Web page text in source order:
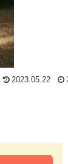
2023.05.22